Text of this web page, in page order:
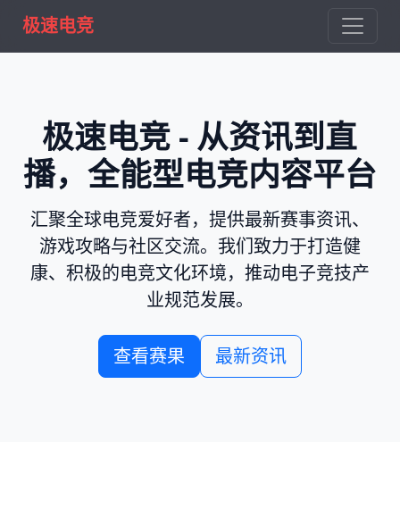
极速电竞
极速电竞 - 从资讯到直
播，全能型电竞内容平台
汇聚全球电竞爱好者，提供最新赛事资讯、
游戏攻略与社区交流。我们致力于打造健
康、积极的电竞文化环境，推动电子竞技产
业规范发展。
查看赛果 最新资讯